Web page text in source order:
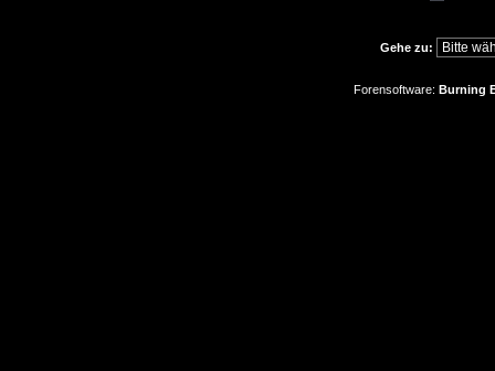
Gehe zu:
Forensoftware: Burning